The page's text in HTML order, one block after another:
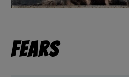
Fears